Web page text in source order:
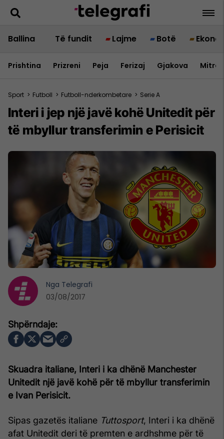
Ballina Të fundit Lajme Botë
Prishtina Prizreni Peja Ferizaj Gjakova
Sport > Futboll > Futboll-nderkombetare > Serie A
Interi i jep një javë kohë Unitedit për
të mbyllur transferimin e Perisicit
Skuadra italiane, Interi i ka dhënë Manchester
Unitedit një javë kohë për të mbyllur transferimin
e Ivan Perisicit.
Sipas gazetës italiane Tuttosport, Interi i ka dhënë
afat Unitedit deri të premten e ardhshme për të
Nga Telegrafi
03/08/2017